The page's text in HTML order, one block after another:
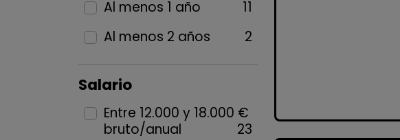
Al menos 1 año
11
Al menos 2 años
2
Salario
Entre 12.000 y 18.000 €
bruto/anual
23